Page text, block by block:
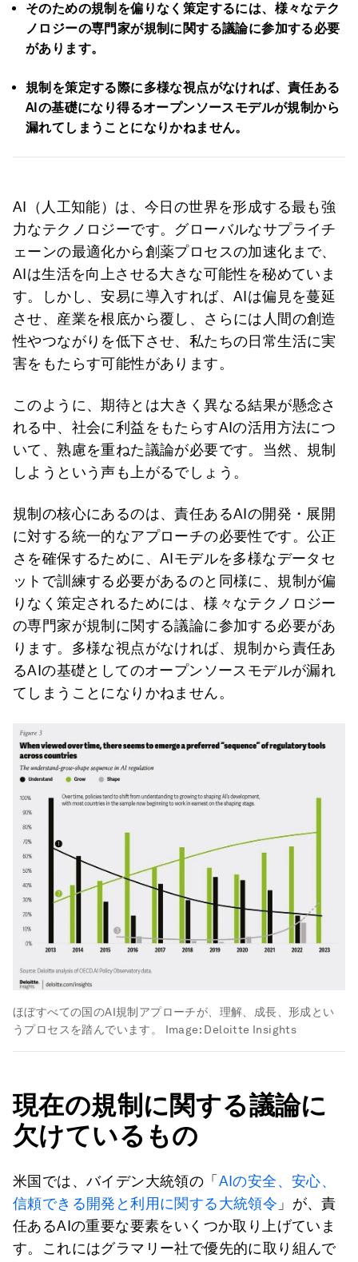
そのための規制を偏りなく策定するには、様々なテク
ノロジーの専門家が規制に関する議論に参加する必要
があります。
規制を策定する際に多様な視点がなければ、責任ある
AIの基礎になり得るオープンソースモデルが規制から
漏れてしまうことになりかねません。
AI（人工知能）は、今日の世界を形成する最も強
力なテクノロジーです。グローバルなサプライチ
ェーンの最適化から創薬プロセスの加速化まで、
AIは生活を向上させる大きな可能性を秘めていま
す。しかし、安易に導入すれば、AIは偏見を蔓延
させ、産業を根底から覆し、さらには人間の創造
性やつながりを低下させ、私たちの日常生活に実
害をもたらす可能性があります。
このように、期待とは大きく異なる結果が懸念さ
れる中、社会に利益をもたらすAIの活用方法につ
いて、熟慮を重ねた議論が必要です。当然、規制
しようという声も上がるでしょう。
規制の核心にあるのは、責任あるAIの開発・展開
に対する統一的なアプローチの必要性です。公正
さを確保するために、AIモデルを多様なデータセ
ットで訓練する必要があるのと同様に、規制が偏
りなく策定されるためには、様々なテクノロジー
の専門家が規制に関する議論に参加する必要があ
ります。多様な視点がなければ、規制から責任あ
るAIの基礎としてのオープンソースモデルが漏れ
てしまうことになりかねません。
ほぼすべての国のAI規制アプローチが、理解、成長、形成とい
うプロセスを踏んでいます。
Image: Deloitte Insights
現在の規制に関する議論に
欠けているもの
米国では、バイデン大統領の「 AIの安全、安心、
信頼できる開発と利用に関する大統領令 」が、責
任あるAIの重要な要素をいくつか取り上げていま
す。これにはグラマリー社で優先的に取り組んで